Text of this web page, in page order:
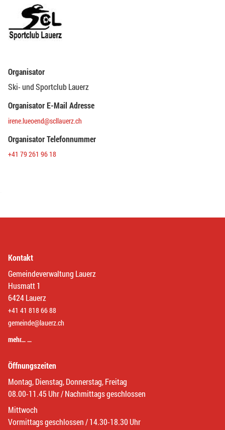
Organisator
Ski- und Sportclub Lauerz
Organisator E-Mail Adresse
irene.lueoend@scllauerz.ch
Organisator Telefonnummer
+41 79 261 96 18
Kontakt
Gemeindeverwaltung Lauerz
Husmatt 1
6424 Lauerz
+41 41 818 66 88
gemeinde@lauerz.ch
mehr… …
Öffnungszeiten
Montag, Dienstag, Donnerstag, Freitag
08.00-11.45 Uhr / Nachmittags geschlossen
Mittwoch
Vormittags geschlossen / 14.30-18.30 Uhr